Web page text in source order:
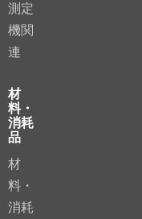
測定
機関
連
材
料・
消耗
品
材
料・
消耗